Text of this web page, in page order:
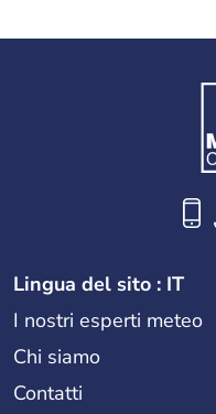
Lingua del sito : IT
I nostri esperti meteo
Chi siamo
Contatti